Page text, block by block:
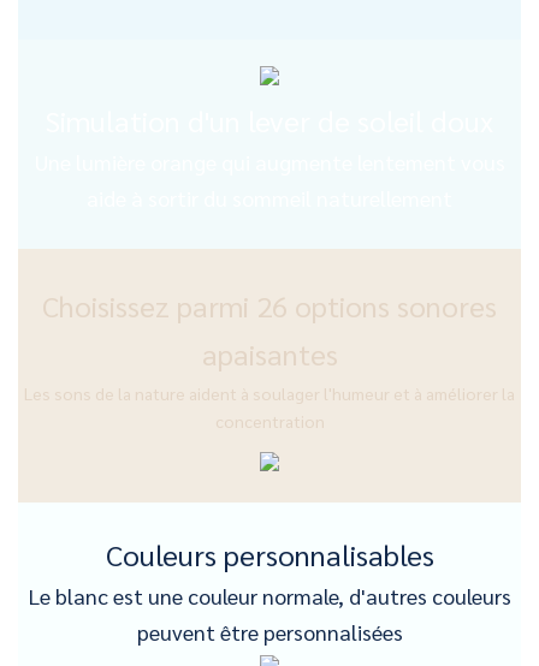
Choisissez parmi 26 options sonores
apaisantes
Les sons de la nature aident à soulager l'humeur et à améliorer la
concentration
Couleurs personnalisables
Le blanc est une couleur normale, d'autres couleurs
peuvent être personnalisées